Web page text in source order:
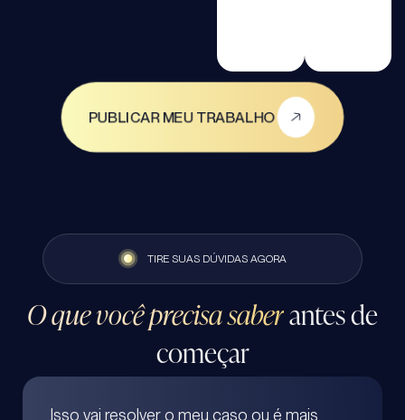
PUBLICAR MEU TRABALHO
TIRE SUAS DÚVIDAS AGORA
O que você precisa saberantes de
começar
Isso vai resolver o meu caso ou é mais